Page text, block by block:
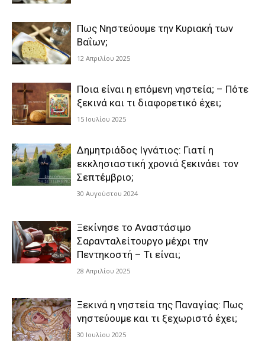
Πως Νηστεύουμε την Κυριακή των
Βαΐων;
12 Απριλίου 2025
Ποια είναι η επόμενη νηστεία; – Πότε
ξεκινά και τι διαφορετικό έχει;
15 Ιουλίου 2025
Δημητριάδος Ιγνάτιος: Γιατί η
εκκλησιαστική χρονιά ξεκινάει τον
Σεπτέμβριο;
30 Αυγούστου 2024
Ξεκίνησε το Αναστάσιμο
Σαρανταλείτουργο μέχρι την
Πεντηκοστή – Τι είναι;
28 Απριλίου 2025
Ξεκινά η νηστεία της Παναγίας: Πως
νηστεύουμε και τι ξεχωριστό έχει;
30 Ιουλίου 2025